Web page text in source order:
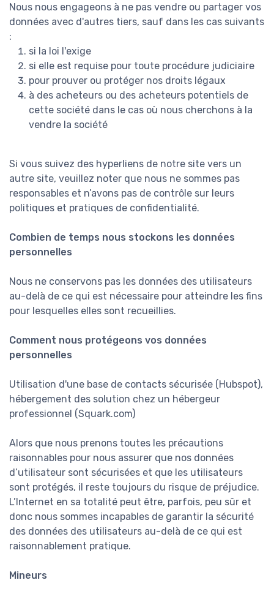
Nous nous engageons à ne pas vendre ou partager vos
données avec d'autres tiers, sauf dans les cas suivants
:
si la loi l'exige
si elle est requise pour toute procédure judiciaire
pour prouver ou protéger nos droits légaux
à des acheteurs ou des acheteurs potentiels de
cette société dans le cas où nous cherchons à la
vendre la société
Si vous suivez des hyperliens de notre site vers un
autre site, veuillez noter que nous ne sommes pas
responsables et n’avons pas de contrôle sur leurs
politiques et pratiques de confidentialité.
Combien de temps nous stockons les données
personnelles
Nous ne conservons pas les données des utilisateurs
au-delà de ce qui est nécessaire pour atteindre les fins
pour lesquelles elles sont recueillies.
Comment nous protégeons vos données
personnelles
Utilisation d'une base de contacts sécurisée (Hubspot),
hébergement des solution chez un hébergeur
professionnel (Squark.com)
Alors que nous prenons toutes les précautions
raisonnables pour nous assurer que nos données
d’utilisateur sont sécurisées et que les utilisateurs
sont protégés, il reste toujours du risque de préjudice.
L’Internet en sa totalité peut être, parfois, peu sûr et
donc nous sommes incapables de garantir la sécurité
des données des utilisateurs au-delà de ce qui est
raisonnablement pratique.
Mineurs